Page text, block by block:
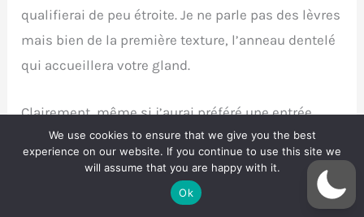
qualifierai de peu étroite. Je ne parle pas des lèvres
mais bien de la première texture, l’anneau dentelé
qui accueillera votre gland.
Clairement, même si j’aurai préféré une entrée
plus étroite, le fait d’avoir cette dentelle pour
première texture ira vraiment stimuler dès le
départ votre membre. La texture suivante apporte
We use cookies to ensure that we give you the best
experience on our website. If you continue to use this site we
will assume that you are happy with it.
Ok